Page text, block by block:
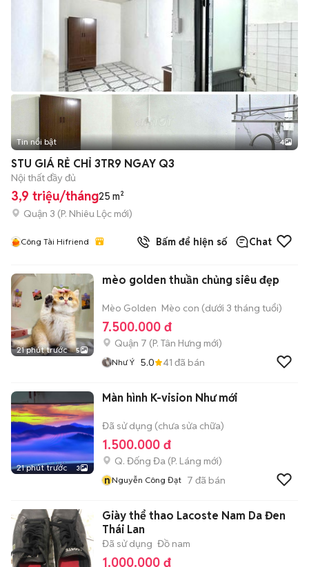
Tin nổi bật 4
STU GIÁ RẺ CHỈ 3TR9 NGAY Q3
Nội thất đầy đủ
3,9 triệu/tháng25 m²
Quận 3 (P. Nhiêu Lộc mới)
Công Tài Hifriend Bấm để hiện số Chat
21 phút trước 5
mèo golden thuần chủng siêu đẹp
Mèo Golden Mèo con (dưới 3 tháng tuổi)
7.500.000 đ
Quận 7 (P. Tân Hưng mới)
Như Ý 5.0 41 đã bán
21 phút trước 3
Màn hình K-vision Như mới
Đã sử dụng (chưa sửa chữa)
1.500.000 đ
Q. Đống Đa (P. Láng mới)
nNguyễn Công Đạt 7 đã bán
Giày thể thao Lacoste Nam Da Đen
Thái Lan
Đã sử dụng Đồ nam
1.000.000 đ